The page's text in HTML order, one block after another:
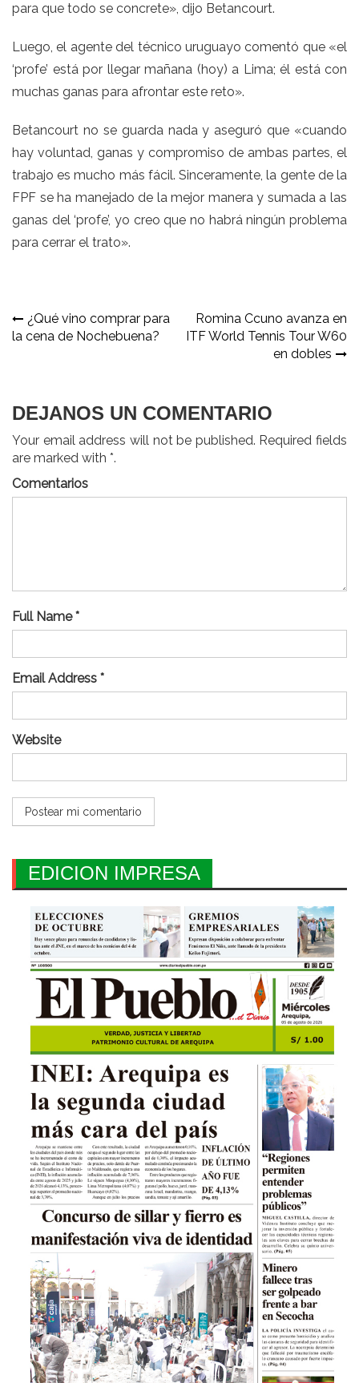
para que todo se concrete», dijo Betancourt.
Luego, el agente del técnico uruguayo comentó que «el
‘profe’ está por llegar mañana (hoy) a Lima; él está con
muchas ganas para afrontar este reto».
Betancourt no se guarda nada y aseguró que «cuando
hay voluntad, ganas y compromiso de ambas partes, el
trabajo es mucho más fácil. Sinceramente, la gente de la
FPF se ha manejado de la mejor manera y sumada a las
ganas del ‘profe’, yo creo que no habrá ningún problema
para cerrar el trato».
Navegación
de
¿Qué vino comprar para
la cena de Nochebuena?
Romina Ccuno avanza en
ITF World Tennis Tour W60
en dobles
DEJANOS UN COMENTARIO
Your email address will not be published. Required fields
are marked with *.
Comentarios
Full Name *
Email Address *
Website
EDICION IMPRESA